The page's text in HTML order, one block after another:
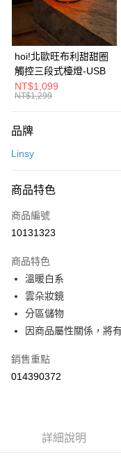
華南商業銀行
上海商業儲蓄銀行
國泰世華商業銀行
臺灣中小企業銀行
匯豐（台灣）商業銀行
聯邦商業銀行
元大商業銀行
台灣樂天信用卡公司
合作金庫商業銀行
華南商業銀行
上海商業儲蓄銀行
國泰世華商業銀行
臺灣中小企業銀行
匯豐（台灣）商業銀行
聯邦商業銀行
玉山商業銀行
台灣樂天信用卡公司
LINE Pay
Apple Pay
街口支付
AFTEE先享後付
【關於「AFTEE先享後付」】
AFTEE先享後付是「在收到
便利好安心！
３．安心：先確認商品／服
【「AFTEE先享後付」結帳
結帳頁面，進行簡訊認證並
３．收到繳費通知簡訊後14
ATM／網路銀行／等多元
購買商品的店家。未經商家
後付繳納相關費用。
※ 交易是否成功請以「
是否繳費成功／繳費後需
【注意事項】
https://aftee.tw/terms/#terms3
每筆NT$99，滿NT$799(
hoi!北歐旺布利甜甜圈
觸控三段式檯燈-USB
NT$1,099
NT$1,299
品牌
Linsy
商品特色
商品編號
10131323
商品特色
溫暖白系
雲朵妝鏡
分區儲物
因商品屬性關係，將
銷售重點
014390372
詳細說明